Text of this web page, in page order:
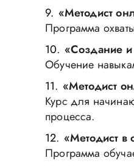
«Методист
Программа
«Создание и
Обучение
«Методист
Курс для
процесса.
«Методист в
Программа